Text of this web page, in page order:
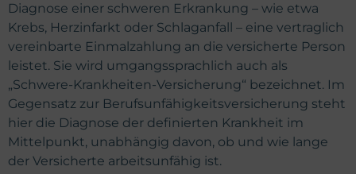
Diagnose einer schweren Erkrankung – wie etwa
Krebs, Herzinfarkt oder Schlaganfall – eine vertraglich
vereinbarte Einmalzahlung an die versicherte Person
leistet. Sie wird umgangssprachlich auch als
„Schwere-Krankheiten-Versicherung“ bezeichnet. Im
Gegensatz zur Berufsunfähigkeitsversicherung steht
hier die Diagnose der definierten Krankheit im
Mittelpunkt, unabhängig davon, ob und wie lange
der Versicherte arbeitsunfähig ist.